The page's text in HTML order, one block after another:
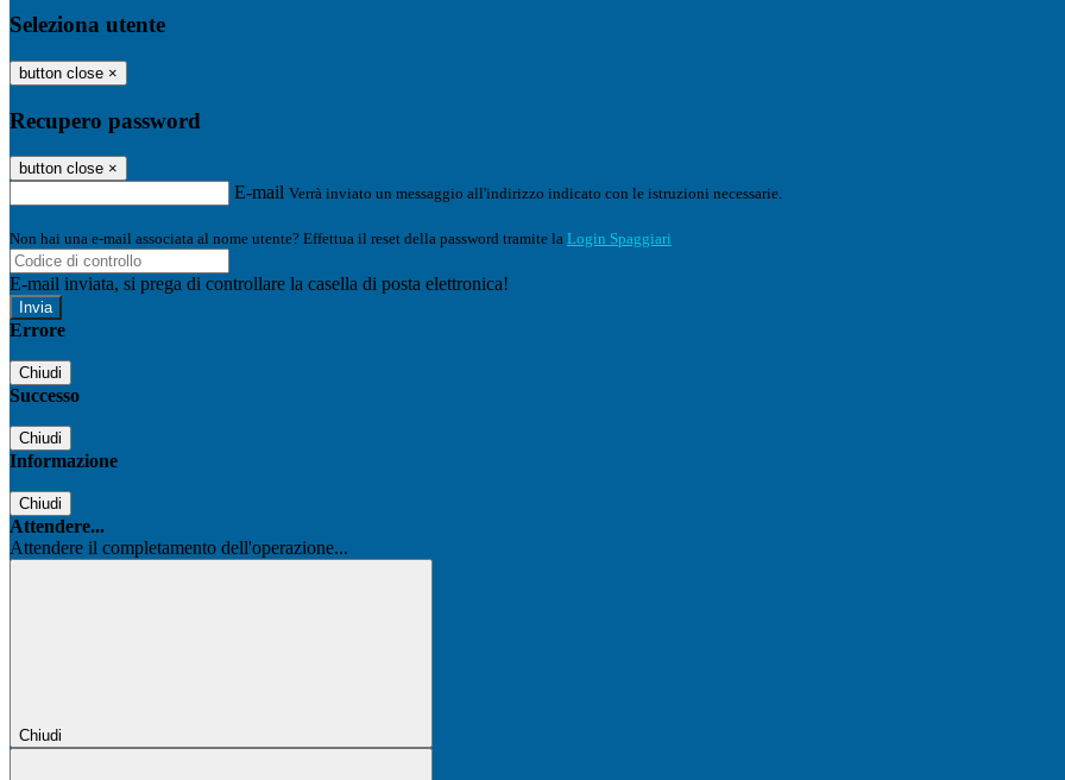
Seleziona utente
button close ×
Recupero password
button close ×
E-mail Verrà inviato un messaggio all'indirizzo indicato con le istruzioni necessarie.
Non hai una e-mail associata al nome utente? Effettua il reset della password tramite la Login Spaggiari
E-mail inviata, si prega di controllare la casella di posta elettronica!
Errore
Chiudi
Successo
Chiudi
Informazione
Chiudi
Attendere...
Attendere il completamento dell'operazione...
Chiudi